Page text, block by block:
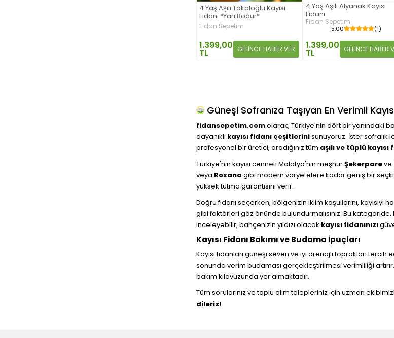
4 Yaş Aşılı Tokaloğlu Kayısı
Fidanı *Yarı Bodur*
Fidan Sepetim
1.399,00
TL GELİNCE HABER VER
4 Yaş Aşılı Alyanak Kayısı
Fidanı
Fidan Sepetim
5.00 (1)
1.399,00
TL GELİNCE HABER
Güneşi Sofranıza Taşıyan En Verimli
fidansepetim.comolarak, Türkiye'nin dört bir yanındaki
dayanıklı kayısı fidanı çeşitlerinisunuyoruz. İster sofralık
profesyonel bir üretici; aradığınız tüm aşılı ve tüplü
Türkiye'nin kayısı cenneti Malatya'nın meşhurŞekerpareve
veya Roxana gibi modern varyetelere kadar geniş bir
yüksek tutma garantisini verir.
Doğru fidanı seçerken, bölgenizin iklim koşullarını,
gibi faktörleri göz önünde bulundurmalısınız. Bu
inceleyebilir, bahçenizin yıldızı olacak kayısı fidanınızı
Kayısı Fidanı Bakımı ve Budama İpuçları
Kayısı fidanları güneşi seven ve iyi drenajlı toprakları tercih
sonunda verim budaması gerçekleştirilmesi verimliliği
bakım kılavuzunda yer almaktadır.
Tüm sorularınız ve toplu alım talepleriniz için uzman
dileriz!